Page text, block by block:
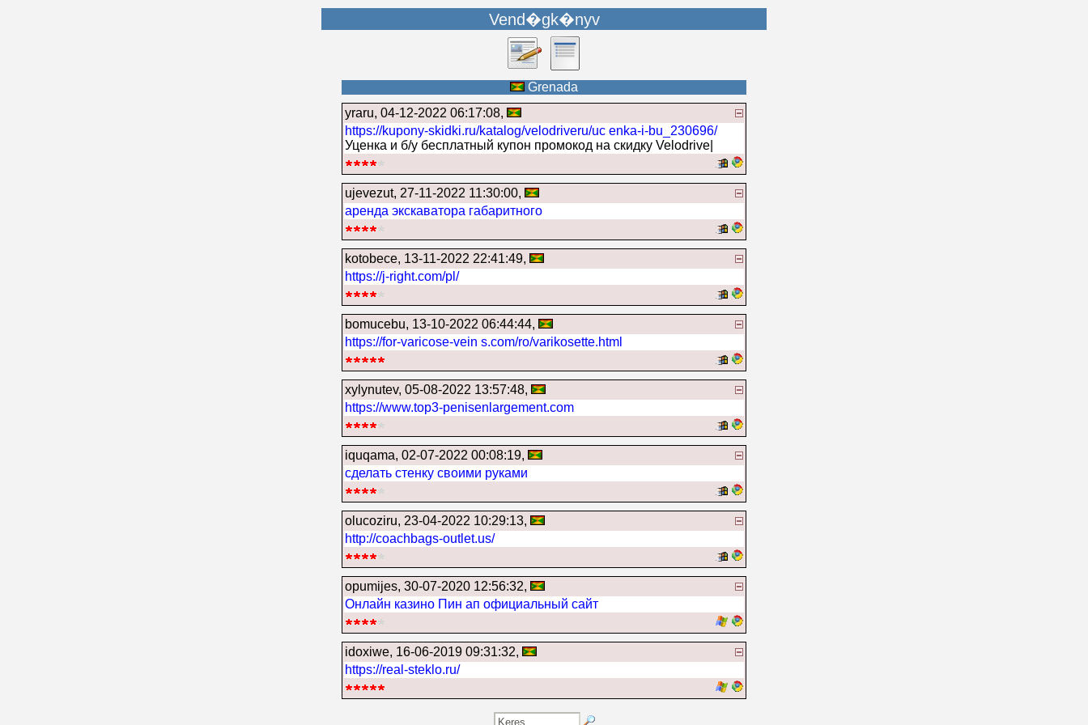
Vend�gk�nyv
Grenada
yraru, 04-12-2022 06:17:08,
https://kupony-skidki.ru/katalog/velodriveru/uc enka-i-bu_230696/
Уценка и б/у бесплатный купон промокод на скидку Velodrive|
ujevezut, 27-11-2022 11:30:00,
аренда экскаватора габаритного
kotobece, 13-11-2022 22:41:49,
https://j-right.com/pl/
bomucebu, 13-10-2022 06:44:44,
https://for-varicose-vein s.com/ro/varikosette.html
xylynutev, 05-08-2022 13:57:48,
https://www.top3-penisenlargement.com
iquqama, 02-07-2022 00:08:19,
сделать стенку своими руками
olucoziru, 23-04-2022 10:29:13,
http://coachbags-outlet.us/
opumijes, 30-07-2020 12:56:32,
Онлайн казино Пин ап официальный сайт
idoxiwe, 16-06-2019 09:31:32,
https://real-steklo.ru/